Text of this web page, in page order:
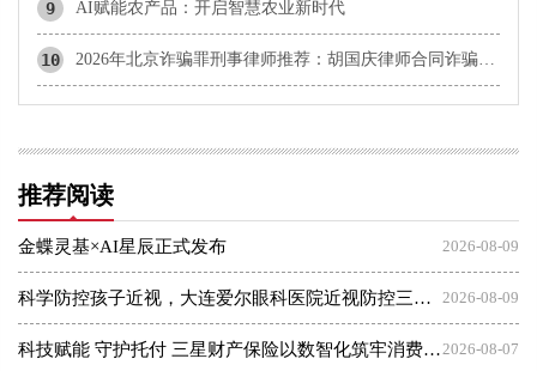
9 AI赋能农产品：开启智慧农业新时代
10 2026年北京诈骗罪刑事律师推荐：胡国庆律师合同诈骗与诈骗罪辩护方向分析
推荐阅读
2026-08-09
金蝶灵基×AI星辰正式发布
2026-08-09
科学防控孩子近视，大连爱尔眼科医院近视防控三大倡议发布会
2026-08-07
科技赋能 守护托付 三星财产保险以数智化筑牢消费者权益保护屏障